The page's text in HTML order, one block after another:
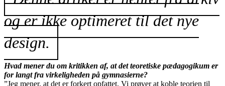
og er ikke optimeret til det nye
design.
Hvad mener du om kritikken af, at det teoretiske pædagogikum er
for langt fra virkeligheden på gymnasierne?
”Jeg mener, at det er forkert opfattet. Vi prøver at koble teorien til